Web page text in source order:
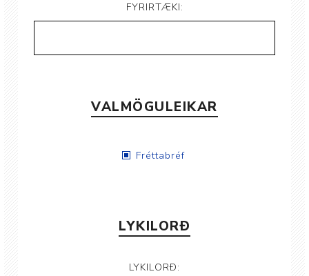
FYRIRTÆKI:
VALMÖGULEIKAR
Fréttabréf
LYKILORÐ
LYKILORÐ: